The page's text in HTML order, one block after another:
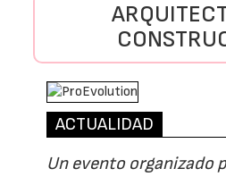
ACTUALIDAD
Un evento organizado